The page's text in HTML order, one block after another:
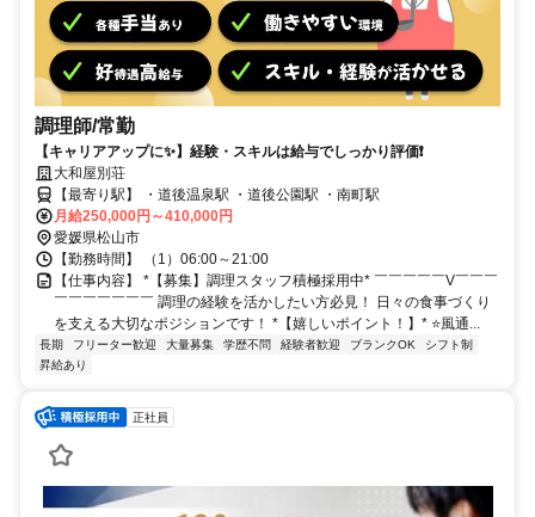
調理師/常勤
【キャリアアップに✨】経験・スキルは給与でしっかり評価❗️
大和屋別荘
【最寄り駅】 ・道後温泉駅 ・道後公園駅 ・南町駅
月給250,000円～410,000円
愛媛県松山市
【勤務時間】 （1）06:00～21:00
【仕事内容】 *【募集】調理スタッフ積極採用中* ￣￣￣￣￣V￣￣￣
￣￣￣￣￣￣￣ 調理の経験を活かしたい方必見！ 日々の食事づくり
を支える大切なポジションです！ *【嬉しいポイント！】* ⭐️風通...
長期 フリーター歓迎 大量募集 学歴不問 経験者歓迎 ブランクOK
シフト制
昇給あり
正社員